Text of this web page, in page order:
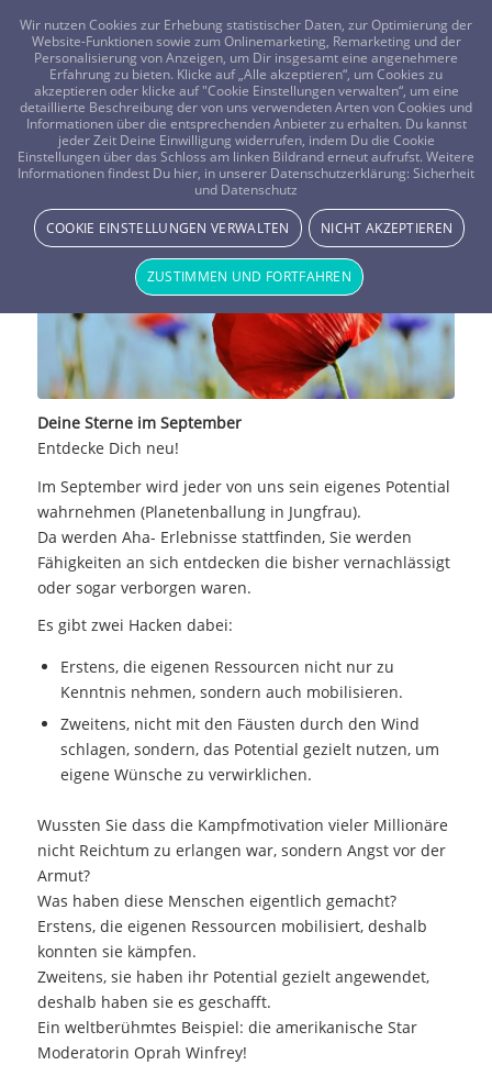
FRAGEN? KOSTENLOS ANRUFEN: 0800-8478266
Das Septemberhoroskop 2017
Vistano Beraterin AlinadelSol - Beraterblog
Deine Sterne im September
Entdecke Dich neu!
Im September wird jeder von uns sein eigenes Potential
wahrnehmen (Planetenballung in Jungfrau).
Da werden Aha- Erlebnisse stattfinden, Sie werden
Fähigkeiten an sich entdecken die bisher vernachlässigt
oder sogar verborgen waren.
Es gibt zwei Hacken dabei:
Erstens, die eigenen Ressourcen nicht nur zu
Kenntnis nehmen, sondern auch mobilisieren.
Zweitens, nicht mit den Fäusten durch den Wind
schlagen, sondern, das Potential gezielt nutzen, um
eigene Wünsche zu verwirklichen.
Wussten Sie dass die Kampfmotivation vieler Millionäre
nicht Reichtum zu erlangen war, sondern Angst vor der
Armut?
Was haben diese Menschen eigentlich gemacht?
Erstens, die eigenen Ressourcen mobilisiert, deshalb
konnten sie kämpfen.
Zweitens, sie haben ihr Potential gezielt angewendet,
deshalb haben sie es geschafft.
Ein weltberühmtes Beispiel: die amerikanische Star
Moderatorin Oprah Winfrey!
Wir nutzen Cookies zur Erhebung statistischer Daten, zur Optimierung der
Website-Funktionen sowie zum Onlinemarketing, Remarketing und der
Personalisierung von Anzeigen, um Dir insgesamt eine angenehmere
Erfahrung zu bieten. Klicke auf „Alle akzeptieren“, um Cookies zu
akzeptieren oder klicke auf "Cookie Einstellungen verwalten“, um eine
detaillierte Beschreibung der von uns verwendeten Arten von Cookies und
Informationen über die entsprechenden Anbieter zu erhalten. Du kannst
jeder Zeit Deine Einwilligung widerrufen, indem Du die Cookie
Einstellungen über das Schloss am linken Bildrand erneut aufrufst. Weitere
Informationen findest Du hier, in unserer Datenschutzerklärung: Sicherheit
und Datenschutz
COOKIE EINSTELLUNGEN VERWALTEN NICHT AKZEPTIEREN
ZUSTIMMEN UND FORTFAHREN